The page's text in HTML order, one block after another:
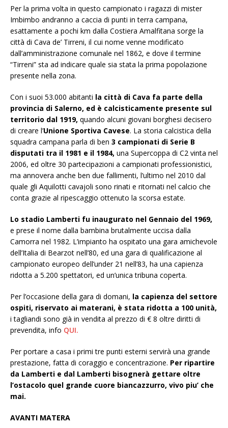
Per la prima volta in questo campionato i ragazzi di mister
Imbimbo andranno a caccia di punti in terra campana,
esattamente a pochi km dalla Costiera Amalfitana sorge la
città di Cava de’ Tirreni, il cui nome venne modificato
dall’amministrazione comunale nel 1862, e dove il termine
“Tirreni” sta ad indicare quale sia stata la prima popolazione
presente nella zona.
Con i suoi 53.000 abitanti la città di Cava fa parte della
provincia di Salerno, ed è calcisticamente presente sul
territorio dal 1919, quando alcuni giovani borghesi decisero
di creare l’Unione Sportiva Cavese. La storia calcistica della
squadra campana parla di ben 3 campionati di Serie B
disputati tra il 1981 e il 1984, una Supercoppa di C2 vinta nel
2006, ed oltre 30 partecipazioni a campionati professionistici,
ma annovera anche ben due fallimenti, l’ultimo nel 2010 dal
quale gli Aquilotti cavajoli sono rinati e ritornati nel calcio che
conta grazie al ripescaggio ottenuto la scorsa estate.
Lo stadio Lamberti fu inaugurato nel Gennaio del 1969,
e prese il nome dalla bambina brutalmente uccisa dalla
Camorra nel 1982. L’impianto ha ospitato una gara amichevole
dell’Italia di Bearzot nell’80, ed una gara di qualificazione al
campionato europeo dell’under 21 nell’83, ha una capienza
ridotta a 5.200 spettatori, ed un’unica tribuna coperta.
Per l’occasione della gara di domani, la capienza del settore
ospiti, riservato ai materani, è stata ridotta a 100 unità,
i tagliandi sono già in vendita al prezzo di € 8 oltre diritti di
prevendita, info QUI.
Per portare a casa i primi tre punti esterni servirà una grande
prestazione, fatta di coraggio e concentrazione. Per ripartire
da Lamberti e dal Lamberti bisognerà gettare oltre
l’ostacolo quel grande cuore biancazzurro, vivo piu’ che
mai.
AVANTI MATERA